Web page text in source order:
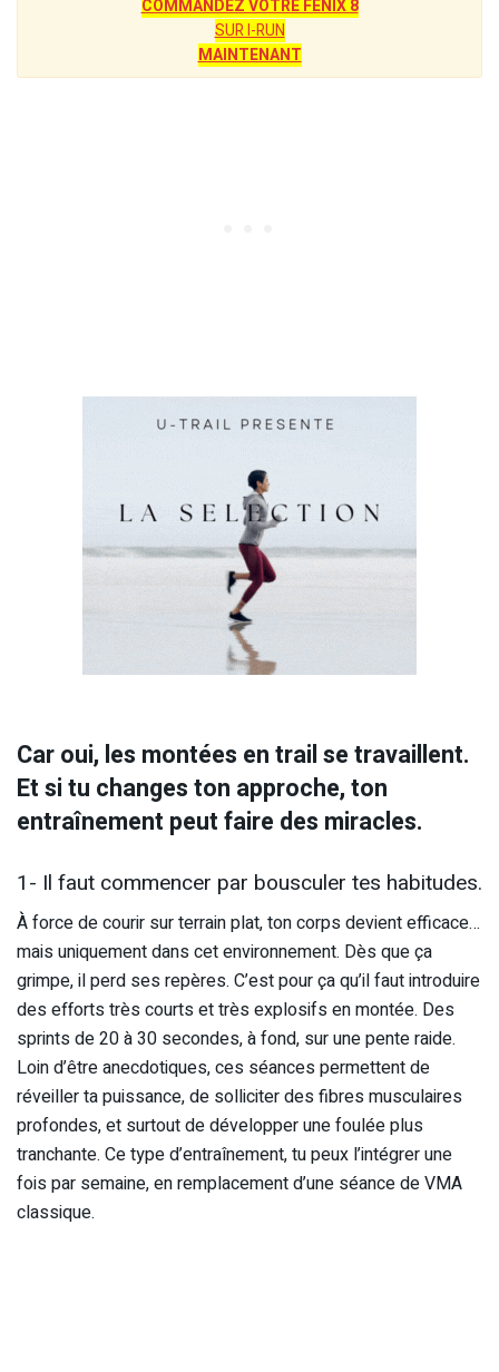
COMMANDEZ VOTRE FENIX 8
SUR I-RUN
MAINTENANT
Car oui, les montées en trail se travaillent.
Et si tu changes ton approche, ton
entraînement peut faire des miracles.
1- Il faut commencer par bousculer tes habitudes.
À force de courir sur terrain plat, ton corps devient efficace…
mais uniquement dans cet environnement. Dès que ça
grimpe, il perd ses repères. C’est pour ça qu’il faut introduire
des efforts très courts et très explosifs en montée. Des
sprints de 20 à 30 secondes, à fond, sur une pente raide.
Loin d’être anecdotiques, ces séances permettent de
réveiller ta puissance, de solliciter des fibres musculaires
profondes, et surtout de développer une foulée plus
tranchante. Ce type d’entraînement, tu peux l’intégrer une
fois par semaine, en remplacement d’une séance de VMA
classique.